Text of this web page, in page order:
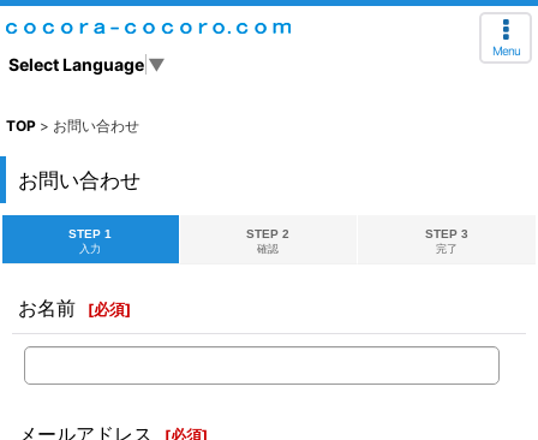
Select Language ▼
Menu
TOP > お問い合わせ
お問い合わせ
STEP 1
入力
STEP 2
確認
STEP 3
完了
お名前 [必須]
メールアドレス [必須]